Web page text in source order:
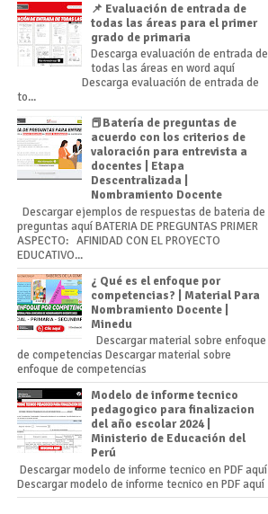
📌 Evaluación de entrada de
todas las áreas para el primer
grado de primaria
Descarga evaluación de entrada de
todas las áreas en word aquí
Descarga evaluación de entrada de
to...
📕Batería de preguntas de
acuerdo con los criterios de
valoración para entrevista a
docentes | Etapa
Descentralizada |
Nombramiento Docente
Descargar ejemplos de respuestas de bateria de
preguntas aquí BATERIA DE PREGUNTAS PRIMER
ASPECTO: AFINIDAD CON EL PROYECTO
EDUCATIVO...
¿ Qué es el enfoque por
competencias? | Material Para
Nombramiento Docente |
Minedu
Descargar material sobre enfoque
de competencias Descargar material sobre
enfoque de competencias
Modelo de informe tecnico
pedagogico para finalizacion
del año escolar 2024 |
Ministerio de Educación del
Perú
Descargar modelo de informe tecnico en PDF aquí
Descargar modelo de informe tecnico en PDF aquí